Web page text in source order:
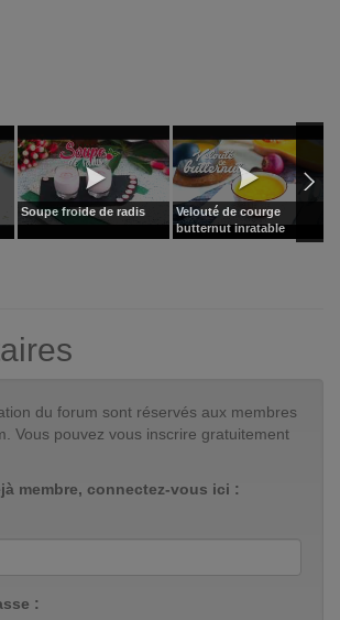
Soupe froide de radis
Velouté de courge
butternut inratable
du forum sont réservés aux membres
Vous pouvez vous inscrire gratuitement
membre, connectez-vous ici :
: